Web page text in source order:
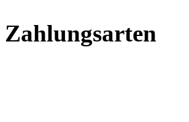
Zahlungsarten